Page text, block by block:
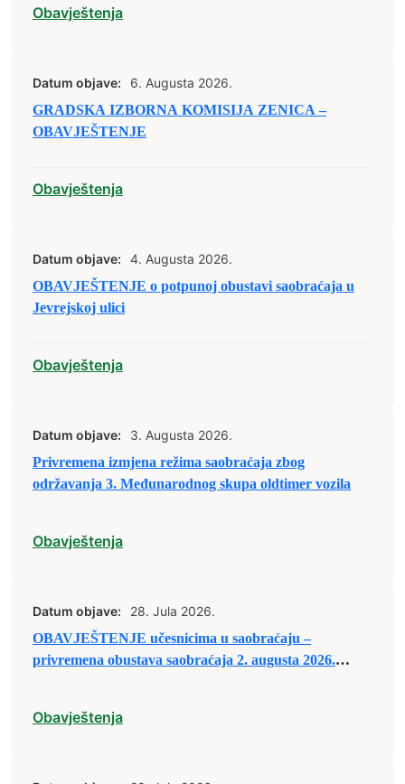
Obavještenja
Datum objave:
6. Augusta 2026.
GRADSKA IZBORNA KOMISIJA ZENICA –
OBAVJEŠTENJE
Obavještenja
Datum objave:
4. Augusta 2026.
OBAVJEŠTENJE o potpunoj obustavi saobraćaja u
Jevrejskoj ulici
Obavještenja
Datum objave:
3. Augusta 2026.
Privremena izmjena režima saobraćaja zbog
održavanja 3. Međunarodnog skupa oldtimer vozila
Obavještenja
Datum objave:
28. Jula 2026.
OBAVJEŠTENJE učesnicima u saobraćaju –
privremena obustava saobraćaja 2. augusta 2026.
Obavještenja